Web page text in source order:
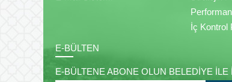
İç Kontrol
E-BÜLTEN
E-BÜLTENE ABONE OLUN BELEDİYE